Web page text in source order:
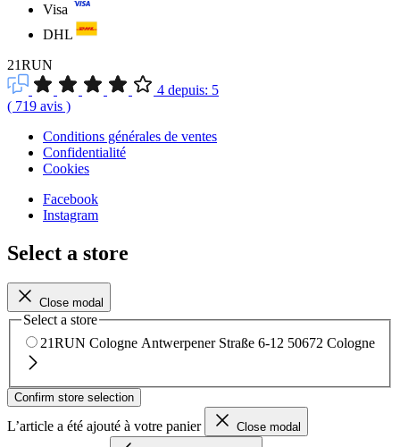
Visa
DHL
21RUN
4 depuis: 5
( 719 avis )
Conditions générales de ventes
Confidentialité
Cookies
Facebook
Instagram
Select a store
Close modal
Select a store
21RUN Cologne Antwerpener Straße 6-12 50672 Cologne
Confirm store selection
L’article a été ajouté à votre panier Close modal